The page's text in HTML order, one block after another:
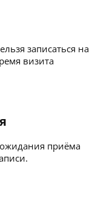
записаться на
визита
приёма